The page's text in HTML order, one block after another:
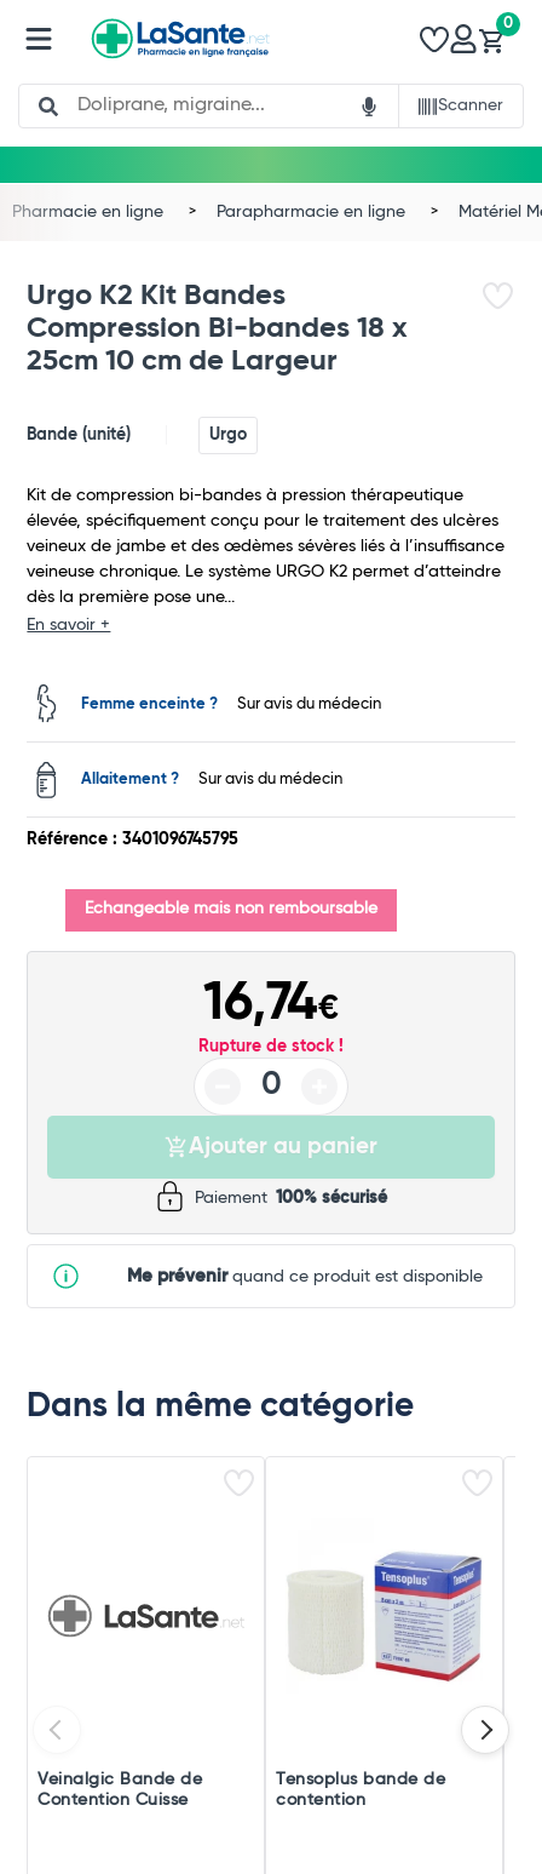
Search
Scanner
0
Total
Pharmacie en ligne Parapharmacie en ligne Matériel
Urgo K2 Kit Bandes
Compression Bi-bandes 18 x
25cm 10 cm de Largeur
Bande (unité) Urgo
Kit de compression bi-bandes à pression thérapeutique
élevée, spécifiquement conçu pour le traitement des ulcères
veineux de jambe et des œdèmes sévères liés à l’insuffisance
veineuse chronique. Le système URGO K2 permet d’atteindre
dès la première pose une...
En savoir +
Femme enceinte ? Sur avis du médecin
Allaitement ? Sur avis du médecin
Référence : 3401096745795
Echangeable mais non remboursable
16,74€
Rupture de stock !
Ajouter au panier
Paiement 100% sécurisé
Me prévenirquand ce produit est disponible
Dans la même catégorie
Veinalgic Bande de
Contention Cuisse
Tensoplus bande de
contention